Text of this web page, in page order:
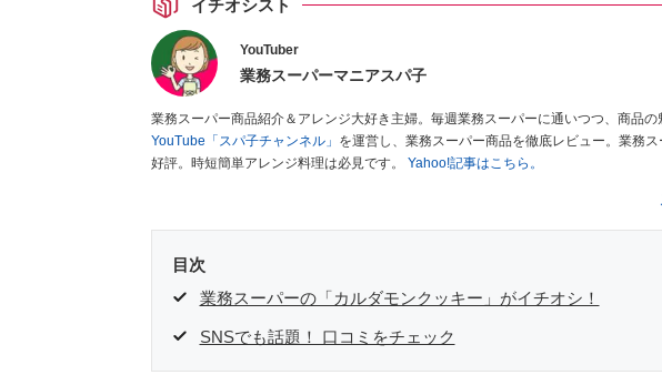
イチオシスト
YouTuber
業務スーパーマニアスパ子
業務スーパー商品紹介＆アレンジ大好き主婦。毎週業務スーパーに通いつつ、商品
YouTube「スパ子チャンネル」 を運営し、業務スーパー商品を徹底レビュー。業務
好評。時短簡単アレンジ料理は必見です。 Yahoo!記事はこちら。
目次
業務スーパーの「カルダモンクッキー」がイチオシ！
SNSでも話題！ 口コミをチェック